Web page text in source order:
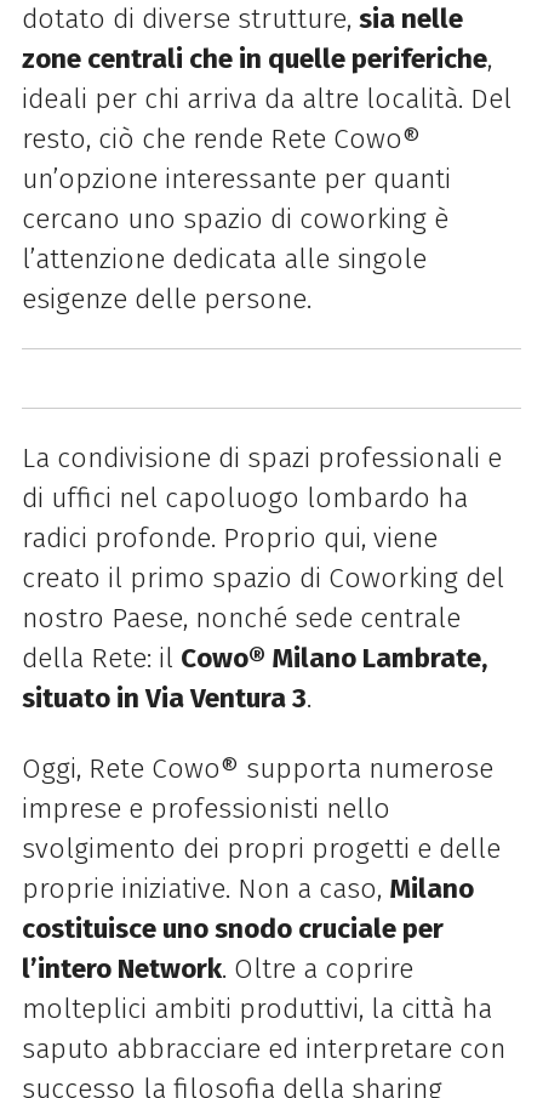
dotato di diverse strutture, sia nelle
zone centrali che in quelle periferiche,
ideali per chi arriva da altre località. Del
resto, ciò che rende Rete Cowo®
un’opzione interessante per quanti
cercano uno spazio di coworking è
l’attenzione dedicata alle singole
esigenze delle persone.
La condivisione di spazi professionali e
di uffici nel capoluogo lombardo ha
radici profonde. Proprio qui, viene
creato il primo spazio di Coworking del
nostro Paese, nonché sede centrale
della Rete: il Cowo® Milano Lambrate,
situato in Via Ventura 3.
Oggi, Rete Cowo® supporta numerose
imprese e professionisti nello
svolgimento dei propri progetti e delle
proprie iniziative. Non a caso, Milano
costituisce uno snodo cruciale per
l’intero Network. Oltre a coprire
molteplici ambiti produttivi, la città ha
saputo abbracciare ed interpretare con
successo la filosofia della sharing